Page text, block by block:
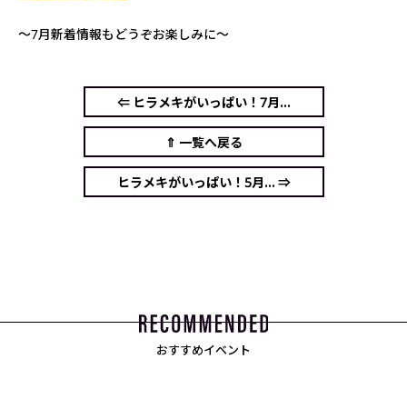
～7月新着情報もどうぞお楽しみに～
⇐ ヒラメキがいっぱい！7月...
⇑ 一覧へ戻る
ヒラメキがいっぱい！5月... ⇒
おすすめイベント